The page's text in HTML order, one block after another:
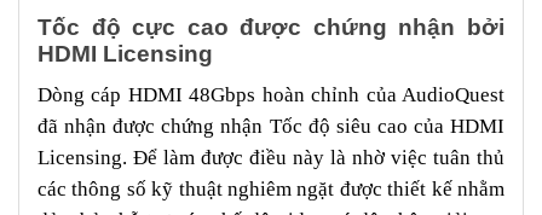
Tốc độ cực cao được chứng nhận bởi
HDMI Licensing
Dòng cáp HDMI 48Gbps hoàn chỉnh của AudioQuest
đã nhận được chứng nhận Tốc độ siêu cao của HDMI
Licensing. Để làm được điều này là nhờ việc tuân thủ
các thông số kỹ thuật nghiêm ngặt được thiết kế nhằm